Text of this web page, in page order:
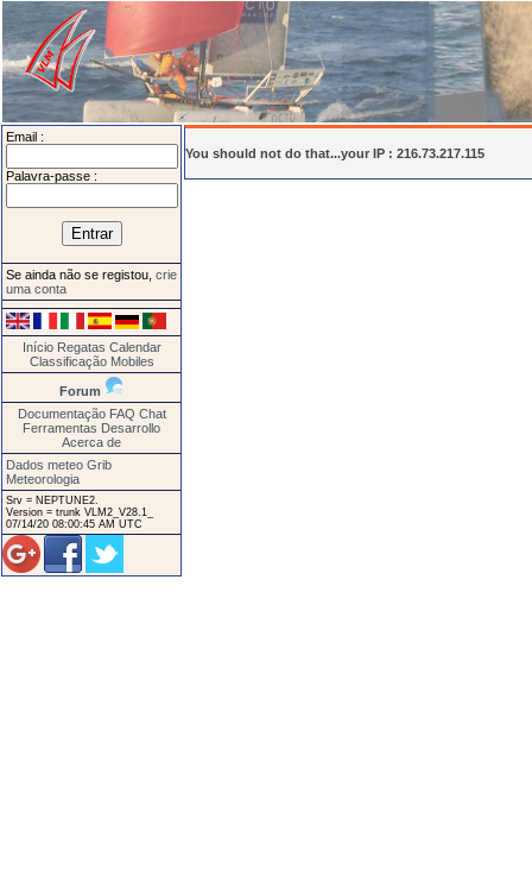
Email :
Palavra-passe :
Se ainda não se registou, crie
uma conta
Início Regatas Calendar
Classificação Mobiles
Forum
Documentação FAQ Chat
Ferramentas Desarrollo
Acerca de
Dados meteo Grib
Meteorologia
Srv = NEPTUNE2.
Version = trunk VLM2_V28.1_
07/14/20 08:00:45 AM UTC
You should not do that...your IP : 216.73.217.115